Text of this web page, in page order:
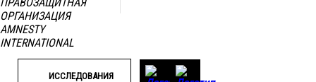
ИССЛЕДОВАНИЯ